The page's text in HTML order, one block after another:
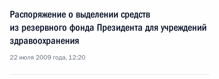
Распоряжение о выделении средств
из резервного фонда Президента для учреждений
здравоохранения
22 июля 2009 года, 12:20